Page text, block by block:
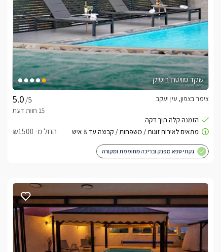
שקד סוויטת בוטיק
/5
צימר בצפון, עין יעקב
החל מ- ₪1500
גקוזי ספא מפנק ובריכה מחוממת ומקורה